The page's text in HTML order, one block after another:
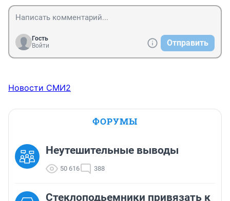
Гость
Войти
Отправить
Новости СМИ2
ФОРУМЫ
Неутешительные выводы
50 616 388
Стеклоподьемники привязать к